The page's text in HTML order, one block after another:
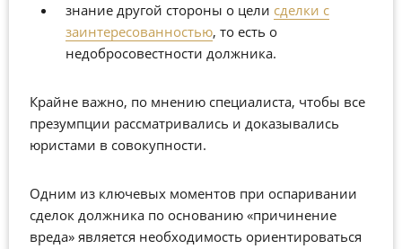
знание другой стороны о цели сделки с
заинтересованностью, то есть о
недобросовестности должника.
Крайне важно, по мнению специалиста, чтобы все
презумпции рассматривались и доказывались
юристами в совокупности.
Одним из ключевых моментов при оспаривании
сделок должника по основанию «причинение
вреда» является необходимость ориентироваться